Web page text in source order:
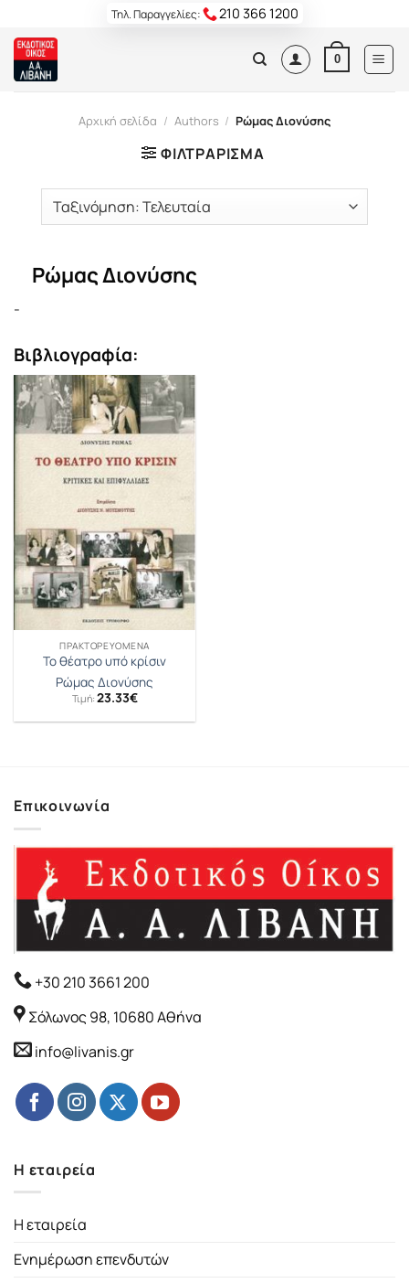
content
Τηλ. Παραγγελίες: 210 366 1200
0
Αρχική σελίδα / Authors / Ρώμας Διονύσης
ΦΙΛΤΡΆΡΙΣΜΑ
Ρώμας Διονύσης
-
Βιβλιογραφία:
ΠΡΑΚΤΟΡΕΥΟΜΕΝΑ
Το θέατρο υπό κρίσιν
Ρώμας Διονύσης
Τιμή: 23.33€
Επικοινωνία
+30 210 3661 200
Σόλωνος 98, 10680 Αθήνα
info@livanis.gr
Η εταιρεία
Η εταιρεία
Ενημέρωση επενδυτών